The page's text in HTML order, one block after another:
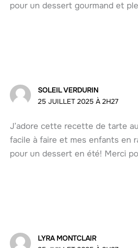
pour un dessert gourmand et
SOLEIL VERDURIN
25 JUILLET 2025 À 2H27
J’adore cette recette de tarte
facile à faire et mes enfants en
pour un dessert en été! Merci
LYRA MONTCLAIR